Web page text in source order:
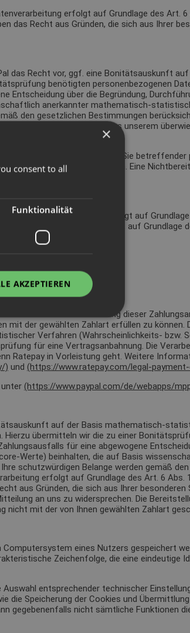
erfolgt auf Grundlage des Art. 6
das Recht aus Gründen, die sich aus Ihrer
das Recht vor, ggf. eine Bonitätsauskunft
benötigten personenbezogenen
über die Begründung,
anerkannter mathematisch-
den gesetzlichen Bestimmungen
6 Abs. 1 lit. f DSGVO aus unserem
beruhende Verarbeitung Sie
Zahlart erforderlich. Eine
Diese Verarbeitung erfolgt auf
Diese Verarbeitung erfolgt auf Grundlage
Zur Durchführung dieser
mit der gewählten Zahlart erfüllen zu können.
Verfahren (Wahrscheinlichkeits- bzw.
für eine Vertragsanbahnung. Die
Ratepay in Vorleistung geht. Weitere
) und (https://www.ratepay.com/legal-
(https://www.paypal.com/de/webapps/
auf der Basis mathematisch-
Hierzu übermitteln wir die zu einer
für eine abgewogene
Werte) beinhalten, die auf Basis
schutzwürdigen Belange werden gemäß
erfolgt auf Grundlage des Art. 6 Abs.
aus Gründen, die sich aus Ihrer besonderen
an uns zu widersprechen. Die
mit der von Ihnen gewählten Zahlart
eines Nutzers gespeichert
Zeichenfolge, die eine eindeutige
entsprechender technischer
die Speicherung der Cookies und
gegebenenfalls nicht sämtliche Funktionen
×
consent to all
Funktionalität
AKZEPTIEREN